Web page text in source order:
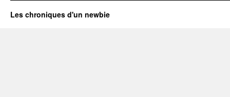
Les chroniques d'un newbie